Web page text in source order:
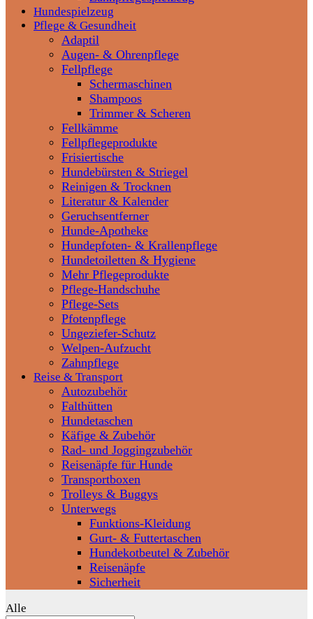
Hundespielzeug
Pflege & Gesundheit
Adaptil
Augen- & Ohrenpflege
Fellpflege
Schermaschinen
Shampoos
Trimmer & Scheren
Fellkämme
Fellpflegeprodukte
Frisiertische
Hundebürsten & Striegel
Reinigen & Trocknen
Literatur & Kalender
Geruchsentferner
Hunde-Apotheke
Hundepfoten- & Krallenpflege
Hundetoiletten & Hygiene
Mehr Pflegeprodukte
Pflege-Handschuhe
Pflege-Sets
Pfotenpflege
Ungeziefer-Schutz
Welpen-Aufzucht
Zahnpflege
Reise & Transport
Autozubehör
Falthütten
Hundetaschen
Käfige & Zubehör
Rad- und Joggingzubehör
Reisenäpfe für Hunde
Transportboxen
Trolleys & Buggys
Unterwegs
Funktions-Kleidung
Gurt- & Futtertaschen
Hundekotbeutel & Zubehör
Reisenäpfe
Sicherheit
Alle